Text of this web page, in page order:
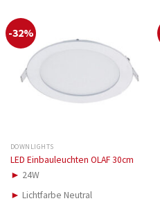
-32%
DOWNLIGHTS
LED Einbauleuchten OLAF 30cm
► 24W
► Lichtfarbe Neutral